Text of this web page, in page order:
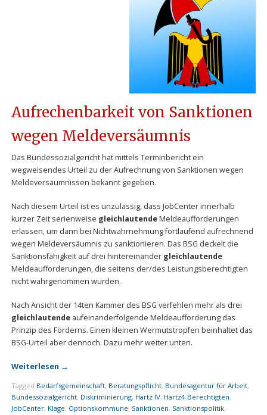
Aufrechenbarkeit von Sanktionen
wegen Meldeversäumnis
Das Bundessozialgericht hat mittels Terminbericht ein
wegweisendes Urteil zu der Aufrechnung von Sanktionen wegen
Meldeversäumnissen bekannt gegeben.
Nach diesem Urteil ist es unzulässig, dass JobCenter innerhalb
kurzer Zeit serienweise gleichlautendeMeldeaufforderungen
erlassen, um dann bei Nichtwahrnehmung fortlaufend aufrechnend
wegen Meldeversäumnis zu sanktionieren. Das BSG deckelt die
Sanktionsfähigkeit auf drei hintereinander gleichlautende
Meldeaufforderungen, die seitens der/des Leistungsberechtigten
nicht wahrgenommen wurden.
Nach Ansicht der 14ten Kammer des BSG verfehlen mehr als drei
gleichlautendeaufeinanderfolgende Meldeaufforderung das
Prinzip des Förderns. Einen kleinen Wermutstropfen beinhaltet das
BSG-Urteil aber dennoch. Dazu mehr weiter unten.
Weiterlesen →
Tagged Bedarfsgemeinschaft, Beratungspflicht, Bundesagentur für Arbeit,
Bundessozialgericht, Diskriminierung, Hartz IV, Hartz4-Berechtigten,
JobCenter, Klage, Optionskommune, Sanktionen, Sanktionspolitik,